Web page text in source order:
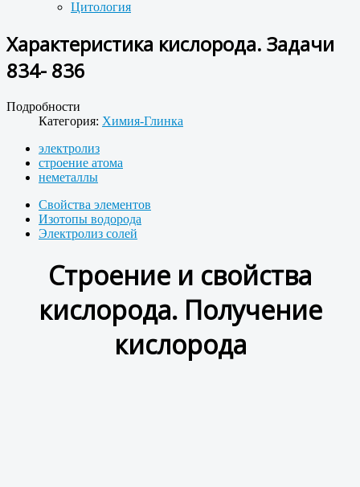
Цитология
Характеристика кислорода. Задачи
834- 836
Подробности
Категория: Химия-Глинка
электролиз
строение атома
неметаллы
Свойства элементов
Изотопы водорода
Электролиз солей
Строение и свойства
кислорода. Получение
кислорода